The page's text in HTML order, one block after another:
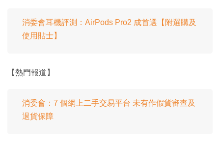
消委會耳機評測：AirPods Pro2 成首選【附選購及
使用貼士】
【熱門報道】
消委會：7 個網上二手交易平台 未有作假貨審查及
退貨保障